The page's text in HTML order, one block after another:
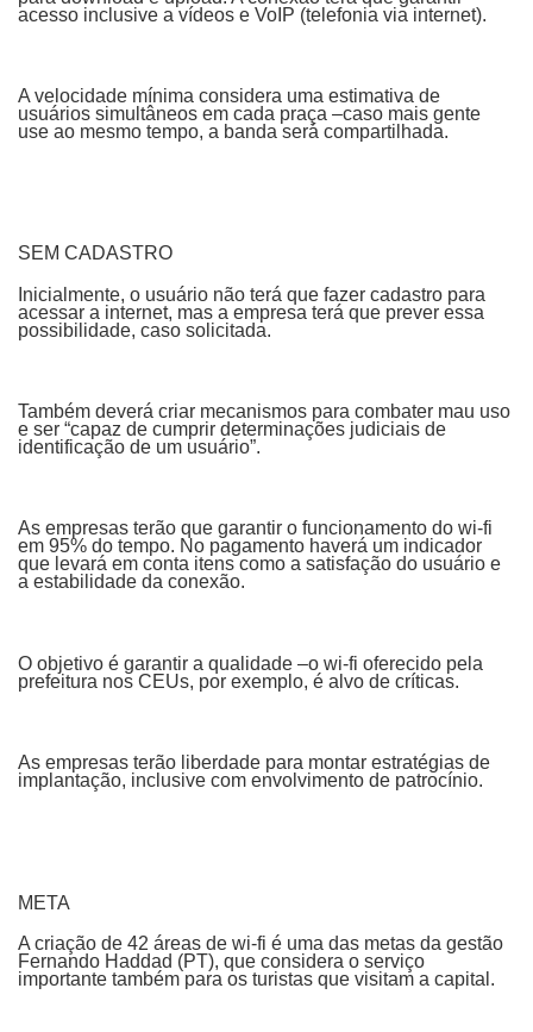
acesso inclusive a vídeos e VoIP (telefonia via internet).
A velocidade mínima considera uma estimativa de
usuários simultâneos em cada praça –caso mais gente
use ao mesmo tempo, a banda será compartilhada.
SEM CADASTRO
Inicialmente, o usuário não terá que fazer cadastro para
acessar a internet, mas a empresa terá que prever essa
possibilidade, caso solicitada.
Também deverá criar mecanismos para combater mau uso
e ser “capaz de cumprir determinações judiciais de
identificação de um usuário”.
As empresas terão que garantir o funcionamento do wi-fi
em 95% do tempo. No pagamento haverá um indicador
que levará em conta itens como a satisfação do usuário e
a estabilidade da conexão.
O objetivo é garantir a qualidade –o wi-fi oferecido pela
prefeitura nos CEUs, por exemplo, é alvo de críticas.
As empresas terão liberdade para montar estratégias de
implantação, inclusive com envolvimento de patrocínio.
META
A criação de 42 áreas de wi-fi é uma das metas da gestão
Fernando Haddad (PT), que considera o serviço
importante também para os turistas que visitam a capital.